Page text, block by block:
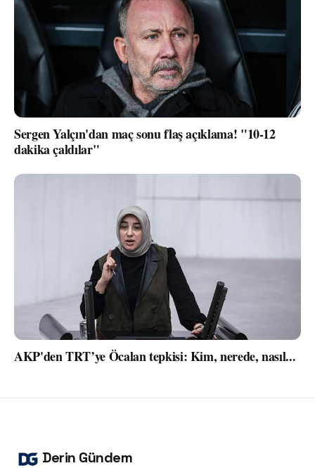
Sergen Yalçın'dan maç sonu flaş açıklama! "10-12
dakika çaldılar"
AKP'den TRT’ye Öcalan tepkisi: Kim, nerede, nasıl...
Derin Gündem